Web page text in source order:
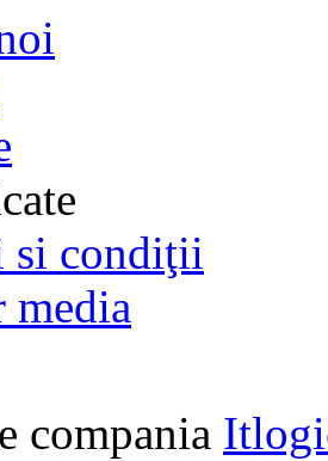
si condiţii
media
compania